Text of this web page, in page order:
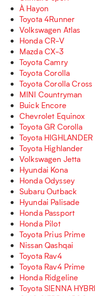
À Hayon
Toyota 4Runner
Volkswagen Atlas
Honda CR-V
Mazda CX-3
Toyota Camry
Toyota Corolla
Toyota Corolla Cross
MINI Countryman
Buick Encore
Chevrolet Equinox
Toyota GR Corolla
Toyota HIGHLANDER
Toyota Highlander
Volkswagen Jetta
Hyundai Kona
Honda Odyssey
Subaru Outback
Hyundai Palisade
Honda Passport
Honda Pilot
Toyota Prius Prime
Nissan Qashqai
Toyota Rav4
Toyota Rav4 Prime
Honda Ridgeline
Toyota SIENNA